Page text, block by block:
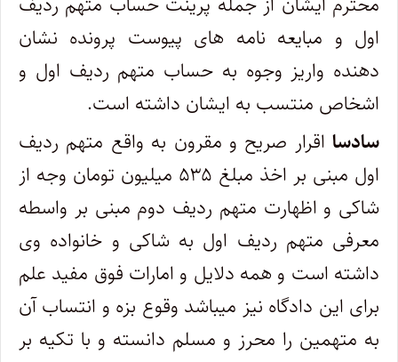
اول و مبایعه نامه های پیوست پرونده نشان
دهنده واریز وجوه به حساب متهم ردیف اول و
اشخاص منتسب به ایشان داشته است.
سادسا اقرار صریح و مقرون به واقع متهم ردیف
اول مبنی بر اخذ مبلغ ۵۳۵ میلیون تومان وجه از
شاکی و اظهارت متهم ردیف دوم مبنی بر واسطه
معرفی متهم ردیف اول به شاکی و خانواده وی
داشته است و همه دلایل و امارات فوق مفید علم
برای این دادگاه نیز میباشد وقوع بزه و انتساب آن
به متهمین را محرز و مسلم دانسته و با تکیه بر